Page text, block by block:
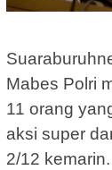
Mabes Polri
11 orang
aksi super
2/12